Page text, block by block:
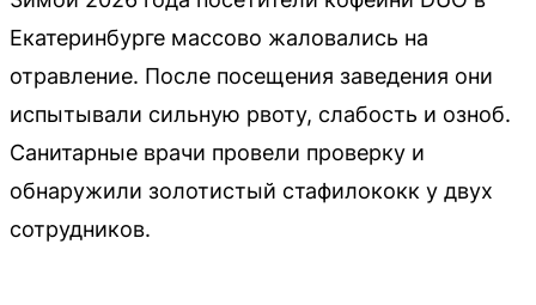
Екатеринбурге массово жаловались на
отравление. После посещения заведения они
испытывали сильную рвоту, слабость и озноб.
Санитарные врачи провели проверку и
обнаружили золотистый стафилококк у двух
сотрудников.